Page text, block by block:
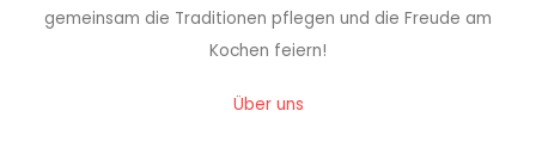
gemeinsam die Traditionen pflegen und die Freude am
Kochen feiern!
Über uns